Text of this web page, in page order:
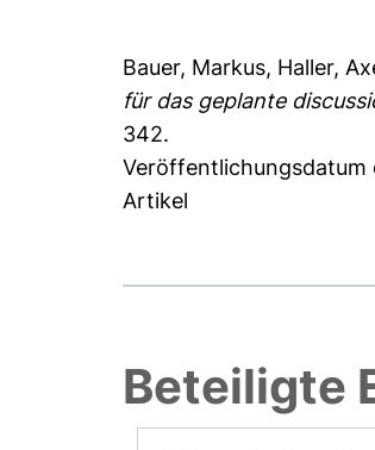
Bauer, Markus, Haller,
für das geplante
342.
Veröffentlichungsdatum
Artikel
Beteiligte